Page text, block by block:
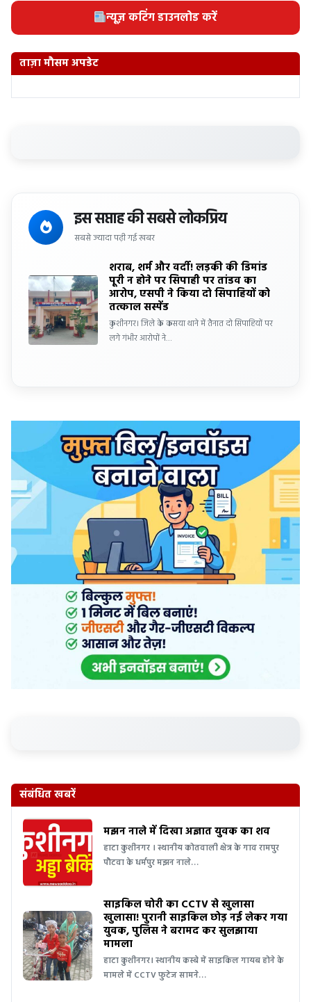
न्यूज़ कटिंग डाउनलोड करें
ताज़ा मौसम अपडेट
इस सप्ताह की सबसे लोकप्रिय
सबसे ज्यादा पढ़ी गई खबर
शराब, शर्म और वर्दी! लड़की की डिमांड
पूरी न होने पर सिपाही पर तांडव का
आरोप, एसपी ने किया दो सिपाहियों को
तत्काल सस्पेंड
कुशीनगर। जिले के कसया थाने में तैनात दो सिपाहियों पर
लगे गंभीर आरोपों ने…
संबंधित खबरें
मझन नाले में दिखा अज्ञात युवक का शव
हाटा कुशीनगर । स्थानीय कोतवाली क्षेत्र के गाव रामपुर
पौटवा के धर्मपुर मझन नाले…
साइकिल चोरी का CCTV से खुलासा
खुलासा! पुरानी साइकिल छोड़ नई लेकर गया
युवक, पुलिस ने बरामद कर सुलझाया
मामला
हाटा कुशीनगर। स्थानीय कस्बे में साइकिल गायब होने के
मामले में CCTV फुटेज सामने…